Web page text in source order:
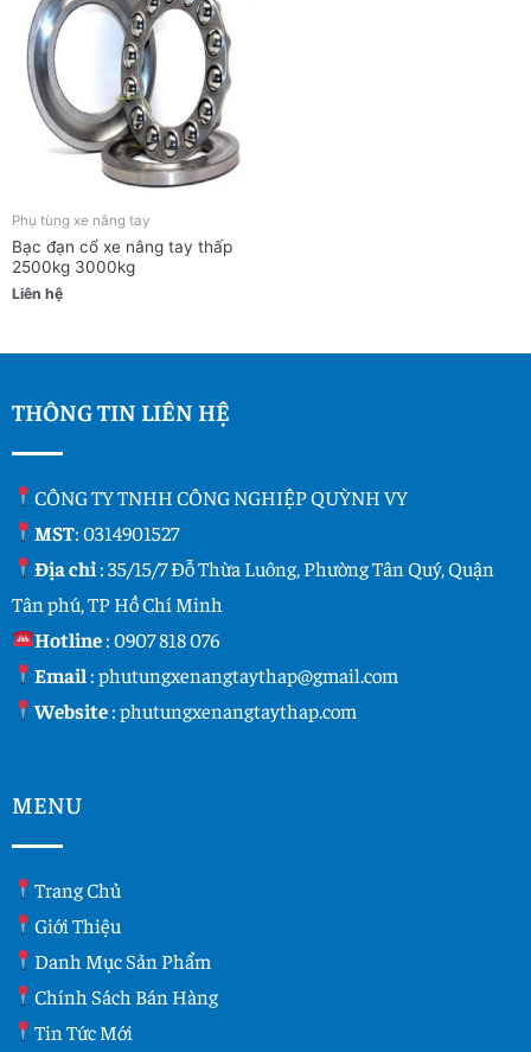
Phụ tùng xe nâng tay
Bạc đạn cổ xe nâng tay thấp
2500kg 3000kg
Liên hệ
THÔNG TIN LIÊN HỆ
CÔNG TY TNHH CÔNG NGHIỆP QUỲNH VY
MST: 0314901527
Địa chỉ: 35/15/7 Đỗ Thừa Luông, Phường Tân Quý, Quận
Tân phú, TP Hồ Chí Minh
Hotline:0907 818 076
Email :phutungxenangtaythap@gmail.com
Website:phutungxenangtaythap.com
MENU
Trang Chủ
Giới Thiệu
Danh Mục Sản Phẩm
Chính Sách Bán Hàng
Tin Tức Mới